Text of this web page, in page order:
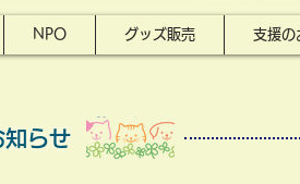
NPO グッズ販売 支援の
知らせ